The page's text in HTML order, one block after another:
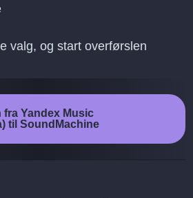
valg, og start overførslen
Yandex Music
til SoundMachine